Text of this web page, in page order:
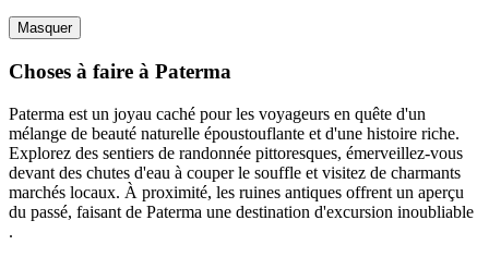
Masquer
Choses à faire à Paterma
Paterma est un joyau caché pour les voyageurs en quête d'un
mélange de beauté naturelle époustouflante et d'une histoire riche.
Explorez des sentiers de randonnée pittoresques, émerveillez-vous
devant des chutes d'eau à couper le souffle et visitez de charmants
marchés locaux. À proximité, les ruines antiques offrent un aperçu
du passé, faisant de Paterma une destination d'excursion inoubliable
.